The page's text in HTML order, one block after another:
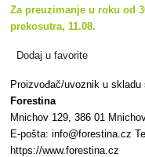
Za preuzimanje u roku od
prekosutra, 11.08.
Dodaj u favorite
Proizvođač/uvoznik u skladu
Forestina
Mnichov 129, 386 01
E-pošta: info@forestina.cz
https://www.forestina.cz